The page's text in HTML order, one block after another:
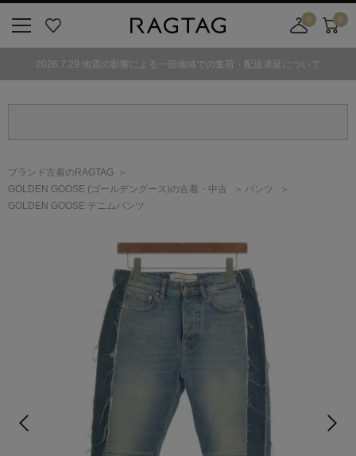
気
0
舗
カ
0
2026.7.29 地震の影響による一部地域での集荷・配送遅延について
ブランド古着のRAGTAG
GOLDEN GOOSE (ゴールデングース)の古着・中古
パンツ
GOLDEN GOOSE デニムパンツ